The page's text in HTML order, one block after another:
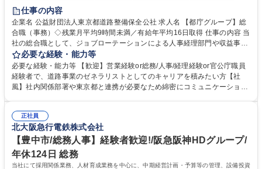
研修あり
退職金あり
駅近5分以内
資格取得手当あり 食事補助あり
仕事の内容
企業名 公益財団法人東京都道路整備保全公社 求人名 【都庁グループ】総
合職（事務）◇残業月平均9時間未満／有給年平均16日取得 仕事の内容 当
社の総合職として、ジョブローテーションによる人事経理部門や収益事業
等のフロント部門の部署等幅広い部署での業務をお任せいたします。研修
制度やキャリア支援が充実しております！ ※下記業務詳細 【業務詳細】■
管理部門：広報、人事、経理など当公社の運営に係る管理業務 ■収益部
門：駐車場の新規開拓、管理運営、新宿駅西口広場の「イベントコーナ
道路施設や道路工事現場の見学ツアー事業 ※入社後は上記いずれかの部門
へ配属。※業務内容変更の範囲：会社の定める業務 募集職種 【都庁グル
ープ】総合職（事務）◇残業月平均9時間未満／有給年平均16日取得
必要な経験・能力等
必要な経験・能力等 【歓迎】営業経験or総務/人事/経理経験or官公庁職員
経験者で、道路事業のゼネラリストとしてのキャリアを積みたい方【社
風】社内関係部署や東京都と連携が必要なため綿密にコミュニケーション
部門など多岐に渡る業務を経験できます。 ■様々なプロジェクト：駐車場
事業の他、新宿駅西口広場内に設置された照明を兼ねた広告「ブライトサ
イン」の管理運営を行うなど、事業収益を生み出す活動を積極的に行って
います。 学歴・資格 学歴：大学院 大学 高専 短大 専修学校 高校 語学力：
資格：
正社員
北大阪急行電鉄株式会社
【豊中市/総務人事】経験者歓迎!/阪急阪神HDグループ/
年休124日 総務
当社にて採用関係業務、人材育成業務を中心に、中期経営計画・予算等の管理、設備投資